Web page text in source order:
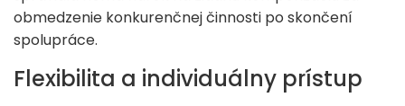
obmedzenie konkurenčnej činnosti po skončení
spolupráce.
Flexibilita a individuálny prístup